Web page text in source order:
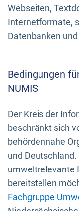
Webseiten,
Internetformate,
Datenbanken
Bedingungen
NUMIS
Der Kreis der
beschränkt sich
behördennahe
und
umweltrelevante
bereitstellen
Fachgruppe